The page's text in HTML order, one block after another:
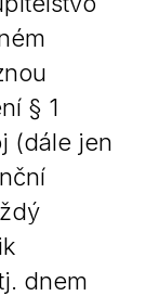
§ 1
(dále jen
dnem